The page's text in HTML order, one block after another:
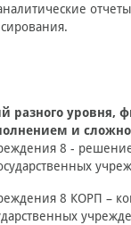
разного уровня,
и
8 - решение
8 КОРП –